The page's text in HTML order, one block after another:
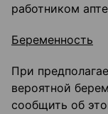
работником
Беременность
При
вероятной
сообщить об